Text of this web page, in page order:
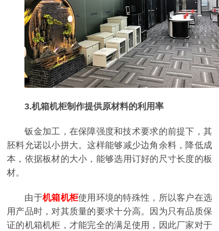
3.机箱机柜制作提供原材料的利用率
钣金加工，在保障强度和技术要求的前提下，其
胚料允诺以小拼大。这样能够减少边角余料，降低成
本，依据板材的大小，能够选用订好的尺寸长度的板
材。
由于机箱机柜使用环境的特殊性，所以客户在选
用产品时，对其质量的要求十分高。因为只有品质保
证的机箱机柜，才能完全的满足使用，因此厂家对于